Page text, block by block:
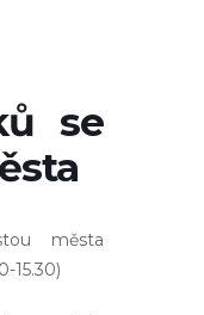
se
města
15.30)